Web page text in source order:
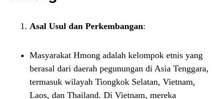
Asal Usul dan Perkembangan:
Masyarakat Hmong adalah kelompok etnis yang
berasal dari daerah pegunungan di Asia Tenggara,
termasuk wilayah Tiongkok Selatan, Vietnam,
Laos, dan Thailand. Di Vietnam, mereka